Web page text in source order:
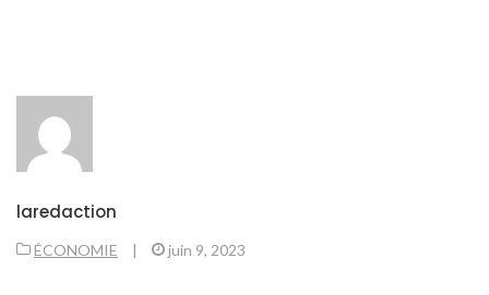
laredaction
ÉCONOMIE | juin 9, 2023